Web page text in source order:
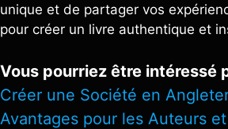
unique et de partager vos
pour créer un livre authentique et
Vous pourriez être intéressé
Créer une Société en
Avantages pour les Auteurs